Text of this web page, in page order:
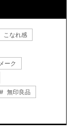
こなれ感
ーク
無印良品